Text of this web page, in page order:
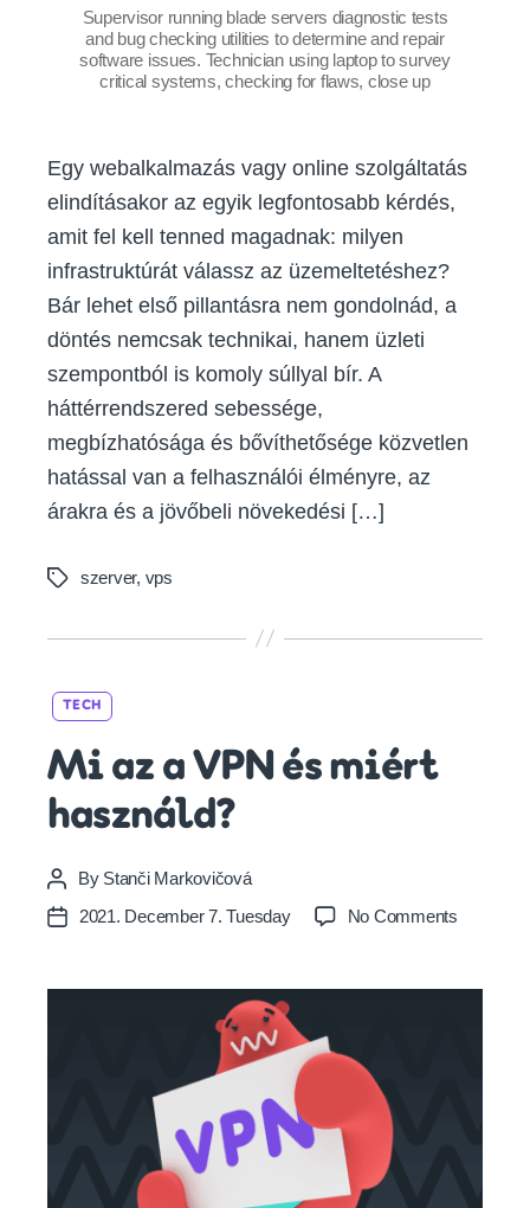
Supervisor running blade servers diagnostic tests
and bug checking utilities to determine and repair
software issues. Technician using laptop to survey
critical systems, checking for flaws, close up
Egy webalkalmazás vagy online szolgáltatás
elindításakor az egyik legfontosabb kérdés,
amit fel kell tenned magadnak: milyen
infrastruktúrát válassz az üzemeltetéshez?
Bár lehet első pillantásra nem gondolnád, a
döntés nemcsak technikai, hanem üzleti
szempontból is komoly súllyal bír. A
háttérrendszered sebessége,
megbízhatósága és bővíthetősége közvetlen
hatással van a felhasználói élményre, az
árakra és a jövőbeli növekedési […]
Tagsszerver, vps
TECH
Mi az a VPN és miért
használd?
Post
author
By Stanči Markovičová
Post2021. December 7. Tuesday No Commentson
a